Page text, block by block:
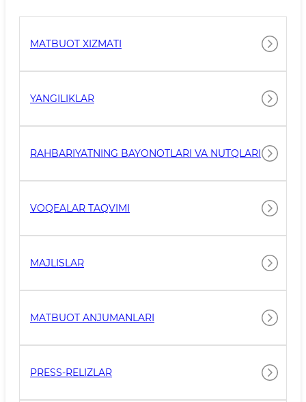
MATBUOT XIZMATI
YANGILIKLAR
RAHBARIYATNING BAYONOTLARI VA NUTQLARI
VOQEALAR TAQVIMI
MAJLISLAR
MATBUOT ANJUMANLARI
PRESS-RELIZLAR